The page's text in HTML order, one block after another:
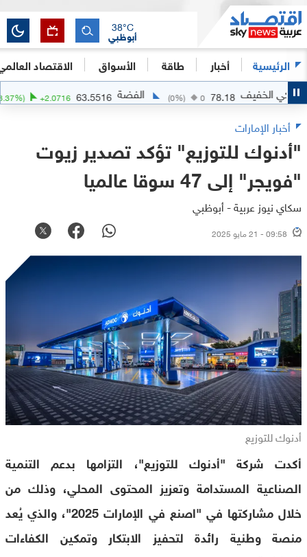
الرئيسية أخبار طاقة الأسواق الاقتصاد
أبوظبي
38°C
78.18
( %) الفضة 63.5516
+2.0716
+3.37%)
أخبار الإمارات
"أدنوك للتوزيع" تؤكد تصدير زيوت
"فويجر" إلى 47 سوقا عالميا
سكاي نيوز عربية - أبوظبي
09:58 - 21 مايو 2025
أدنوك للتوزيع
أكدت شركة "أدنوك للتوزيع"، التزامها بدعم التنمية
الصناعية المستدامة وتعزيز المحتوى المحلي، وذلك من
خلال مشاركتها في "اصنع في الإمارات 2025"، والذي يُعد
منصة وطنية رائدة لتحفيز الابتكار وتمكين الكفاءات